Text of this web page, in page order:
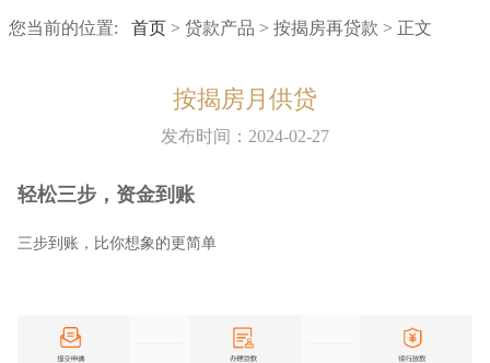
您当前的位置: 首页> 贷款产品 > 按揭房再贷款 > 正文
按揭房月供贷
发布时间：2024-02-27
轻松三步，资金到账
三步到账，比你想象的更简单